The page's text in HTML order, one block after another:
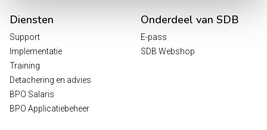
Diensten
Support
Implementatie
Training
Detachering en advies
BPO Salaris
BPO Applicatiebeheer
Onderdeel van SDB
E-pass
SDB Webshop